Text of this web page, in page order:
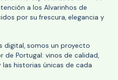
a los Alvarinhos de
por su frescura, elegancia y
digital, somos un proyecto
Portugal: vinos de calidad,
historias únicas de cada